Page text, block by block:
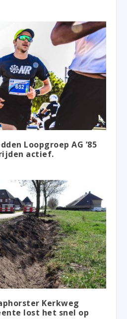
Loopgroep AG ’85
actief.
Kerkweg
lost het snel op